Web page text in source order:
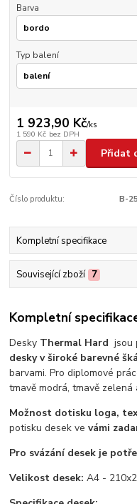
Barva
Typ balení
1 923,90 Kč/ks
1 590 Kč bez DPH
Přidat
Číslo produktu: B-
Kompletní specifikace
Související zboží 7
Kompletní
Desky Thermal Hard jsou
desky v široké barevné
barvami. Pro diplomové
tmavě modrá, tmavě zelená
Možnost dotisku loga,
potisku desek vevámi
Pro svázání desek je
Velikost desek: A4 -